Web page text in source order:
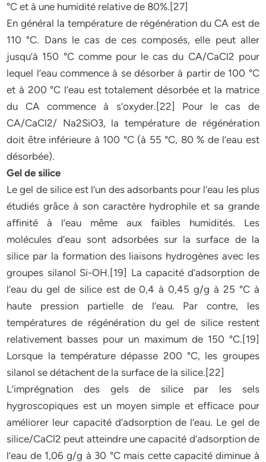
°C et à une humidité relative de 80%.[27]
En général la température de régénération du CA est de
110 °C. Dans le cas de ces composés, elle peut aller
jusqu’à 150 °C comme pour le cas du CA/CaCl2 pour
lequel l’eau commence à se désorber à partir de 100 °C
et à 200 °C l’eau est totalement désorbée et la matrice
du CA commence à s’oxyder.[22] Pour le cas de
CA/CaCl2/ Na2SiO3, la température de régénération
doit être inférieure à 100 °C (à 55 °C, 80 % de l’eau est
désorbée).
Gel de silice
Le gel de silice est l’un des adsorbants pour l’eau les plus
étudiés grâce à son caractère hydrophile et sa grande
affinité à l’eau même aux faibles humidités. Les
molécules d’eau sont adsorbées sur la surface de la
silice par la formation des liaisons hydrogènes avec les
groupes silanol Si-OH.[19] La capacité d’adsorption de
l’eau du gel de silice est de 0,4 à 0,45 g/g à 25 °C à
haute pression partielle de l’eau. Par contre, les
températures de régénération du gel de silice restent
relativement basses pour un maximum de 150 °C.[19]
Lorsque la température dépasse 200 °C, les groupes
silanol se détachent de la surface de la silice.[22]
L’imprégnation des gels de silice par les sels
hygroscopiques est un moyen simple et efficace pour
améliorer leur capacité d’adsorption de l’eau. Le gel de
silice/CaCl2 peut atteindre une capacité d’adsorption de
l’eau de 1,06 g/g à 30 °C mais cette capacité diminue à